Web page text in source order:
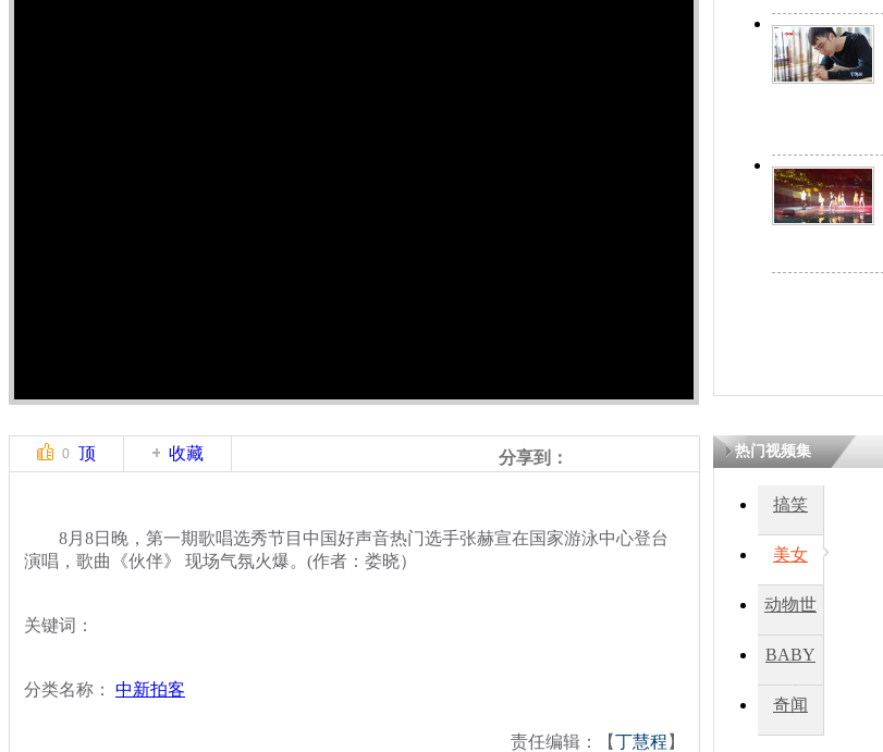
0 顶 收藏 分享到：
8月8日晚，第一期歌唱选秀节目中国好声音热门选手张赫宣在国家游泳中心登台
演唱，歌曲《伙伴》 现场气氛火爆。(作者：娄晓）
关键词：
分类名称： 中新拍客
责任编辑：【丁慧程 】
热门视频集
搞笑
美女
动物世
BABY
秀
奇闻